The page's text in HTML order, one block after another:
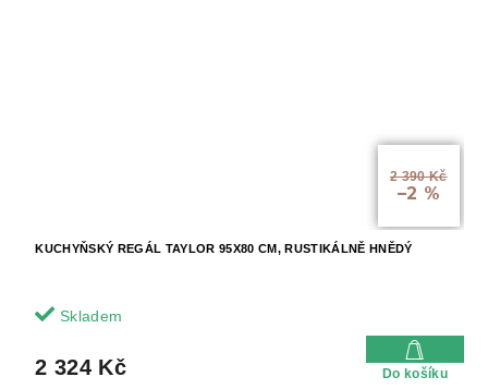
2 390 Kč
–2 %
KUCHYŇSKÝ REGÁL TAYLOR 95X80 CM, RUSTIKÁLNĚ HNĚDÝ
Skladem
2 324 Kč Do košíku